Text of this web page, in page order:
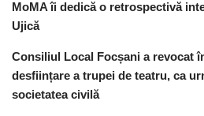
MoMA îi dedică o retrospectivă
Ujică
Consiliul Local Focșani a revocat
desființare a trupei de teatru, ca
societatea civilă